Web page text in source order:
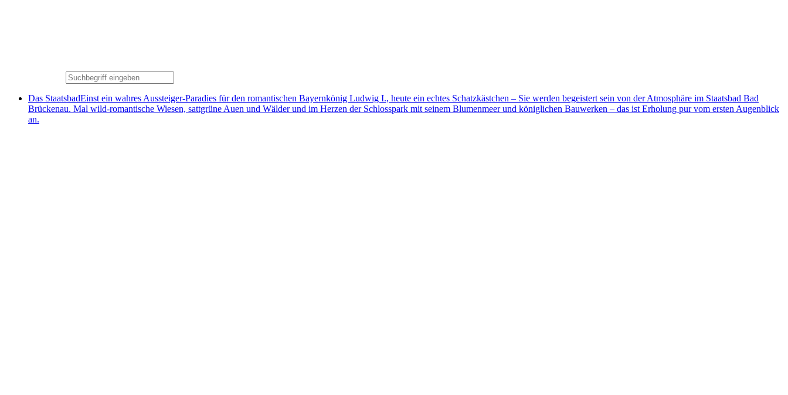
Das StaatsbadEinst ein wahres Aussteiger-Paradies für den romantischen Bayernkönig Ludwig I., heute ein echtes Schatzkästchen – Sie werden begeistert sein von der Atmosphäre im Staatsbad Bad
Brückenau. Mal wild-romantische Wiesen, sattgrüne Auen und Wälder und im Herzen der Schlosspark mit seinem Blumenmeer und königlichen Bauwerken – das ist Erholung pur vom ersten Augenblick
an.